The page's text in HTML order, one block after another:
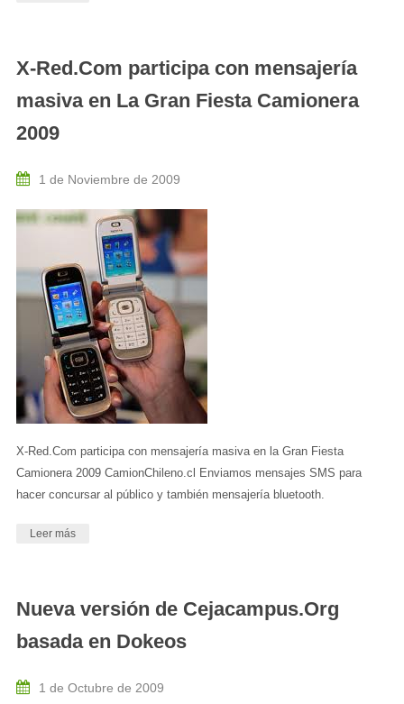
X-Red.Com participa con mensajería
masiva en La Gran Fiesta Camionera
2009
1 de Noviembre de 2009
X-Red.Com participa con mensajería masiva en la Gran Fiesta
Camionera 2009 CamionChileno.cl Enviamos mensajes SMS para
hacer concursar al público y también mensajería bluetooth.
Leer más
Nueva versión de Cejacampus.Org
basada en Dokeos
1 de Octubre de 2009